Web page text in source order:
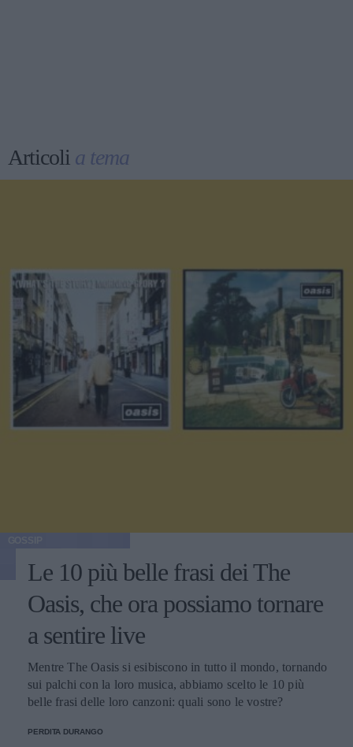
Articoli a tema
Le 10 più belle frasi dei The
Oasis, che ora possiamo tornare
a sentire live
Mentre The Oasis si esibiscono in tutto il mondo, tornando
sui palchi con la loro musica, abbiamo scelto le 10 più
belle frasi delle loro canzoni: quali sono le vostre?
PERDITA DURANGO